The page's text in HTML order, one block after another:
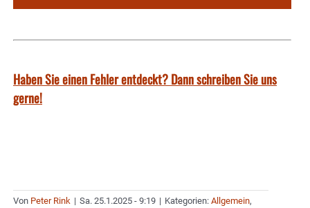
Haben Sie einen Fehler entdeckt? Dann schreiben Sie uns
gerne!
Von Peter Rink | Sa. 25.1.2025 - 9:19 | Kategorien: Allgemein,